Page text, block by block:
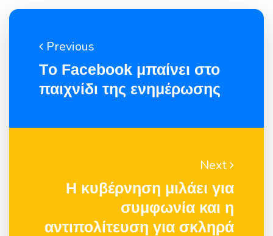
Previous
Τo Facebook μπαίνει στο
παιχνίδι της ενημέρωσης
Next
Η κυβέρνηση μιλάει για
συμφωνία και η
αντιπολίτευση για σκληρά